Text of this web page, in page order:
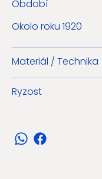
Období
Okolo roku 1920
Materiál / Technika
Ryzost